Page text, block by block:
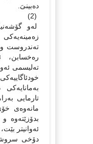
دەبینىَ.
(2)
لەو
تەندروست و
تەلیسمى
تارمایى
مانەوەى
بدۆزێتەوە
ئەوانیتر
دۆخى